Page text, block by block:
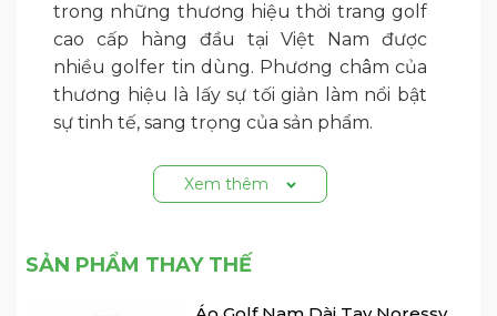
trong những thương hiệu thời trang golf
cao cấp hàng đầu tại Việt Nam được
nhiều golfer tin dùng. Phương châm của
thương hiệu là lấy sự tối giản làm nổi bật
sự tinh tế, sang trọng của sản phẩm.
Chất liệu: 92% Recycle Polyester & 8%
dáng
Xem thêm
SẢN PHẨM THAY THẾ